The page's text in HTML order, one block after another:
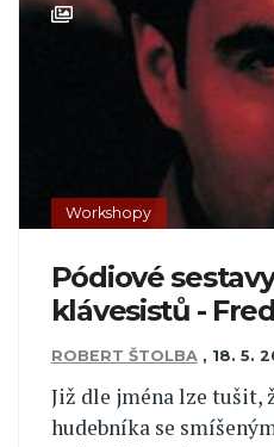
Workshopy
Pódiové
klávesistů -
ROBERT ŠTOLBA , 18. 5.
Již dle jména lze tušit,
hudebníka se